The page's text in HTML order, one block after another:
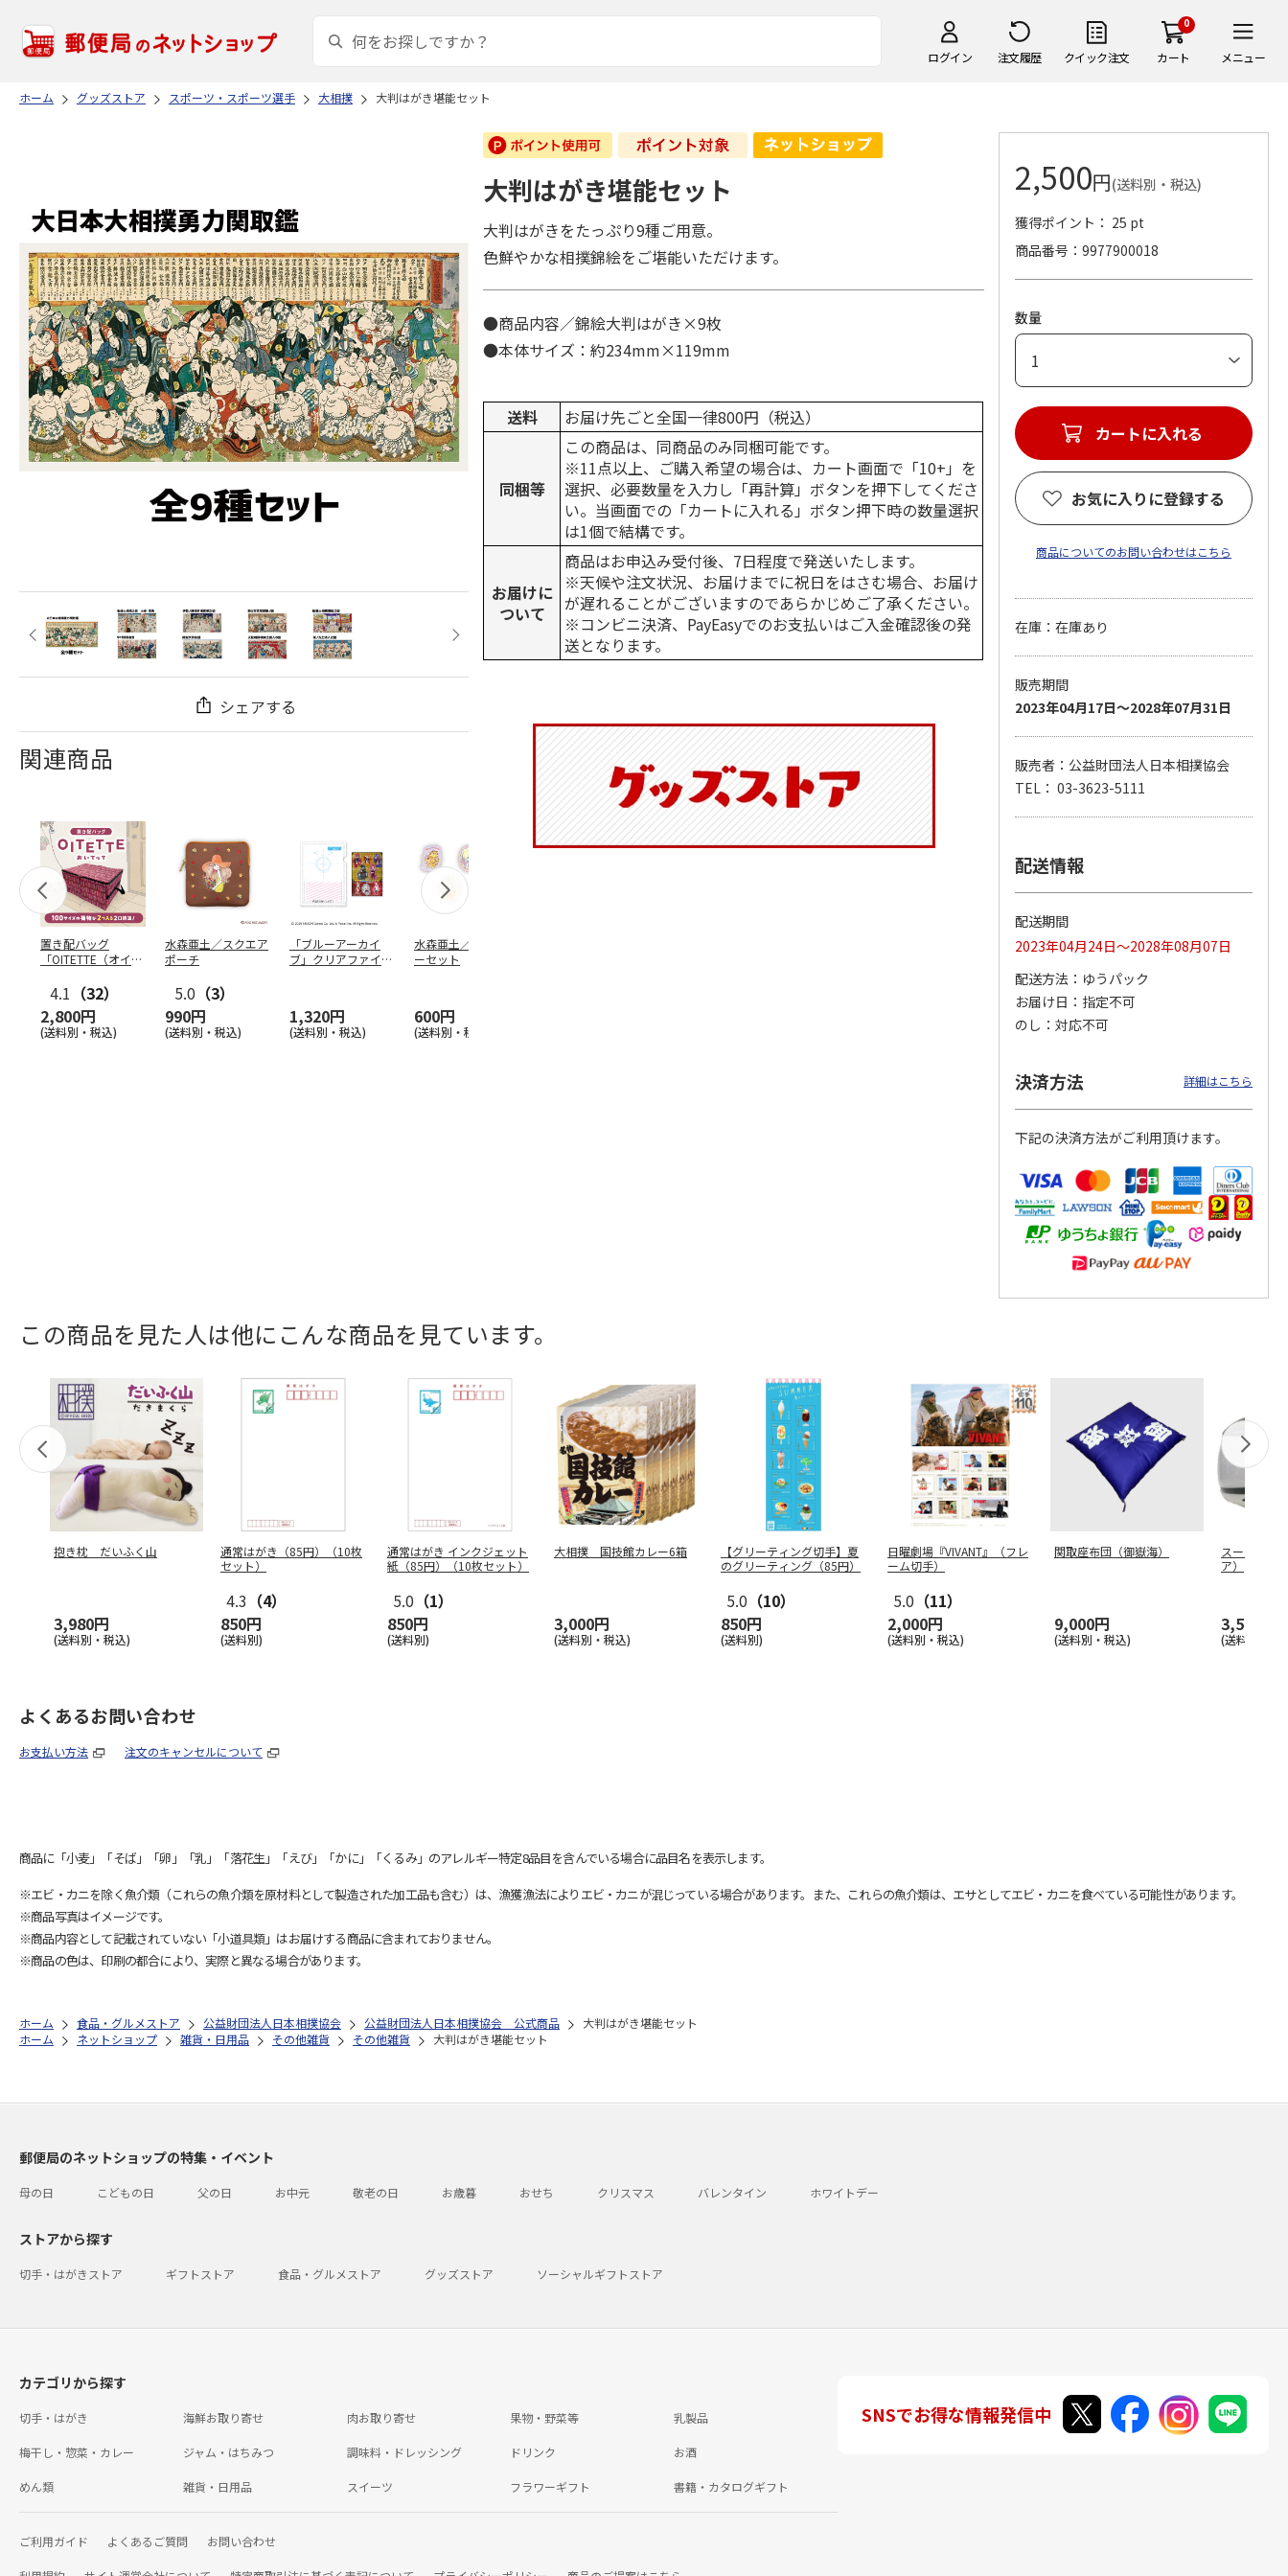
ログイン 注文履歴 クイック注文
0
カート メニュー
ホーム グッズストア スポーツ・スポーツ選手 大相撲 大判はがき堪能セット
シェアする
関連商品
置き配バッグ
「OITETTE（オイテ
4.1 （32）
2,800円
(送料別・税込)
水森亜土／スクエア
ポーチ
5.0 （3）
990円
(送料別・税込)
「ブルーアーカイ
ブ」クリアファイル
1,320円
(送料別・税込)
水森亜土／ステッカ
ーセット
600円
(送料別・税込)
ポムポムプリン30th
ション
4,950円
(送料別・税込)
リラックマ／クリア
大判はがき堪能セット
大判はがきをたっぷり9種ご用意。
色鮮やかな相撲錦絵をご堪能いただけます。
●商品内容／錦絵大判はがき×9枚
●本体サイズ：約234mm×119mm
送料 お届け先ごと全国一律800円（税込）
同梱等
この商品は、同商品のみ同梱可能です。
※11点以上、ご購入希望の場合は、カート画面で「10+」を
選択、必要数量を入力し「再計算」ボタンを押下してくださ
い。当画面での「カートに入れる」ボタン押下時の数量選択
は1個で結構です。
お届けに
ついて
商品はお申込み受付後、7日程度で発送いたします。
※天候や注文状況、お届けまでに祝日をはさむ場合、お届け
が遅れることがございますのであらかじめご了承ください。
※コンビニ決済、PayEasyでのお支払いはご入金確認後の発
送となります。
2,500円(送料別・税込)
獲得ポイント： 25 pt
商品番号
9977900018
数量
カートに入れる
お気に入りに登録する
商品についてのお問い合わせはこちら
在庫：在庫あり
販売期間
2023年04月17日～2028年07月31日
販売者：公益財団法人日本相撲協会
TEL： 03-3623-5111
配送情報
配送期間
2023年04月24日～2028年08月07日
配送方法
ゆうパック
お届け日
指定不可
のし
対応不可
決済方法 詳細はこちら
下記の決済方法がご利用頂けます。
この商品を見た人は他にこんな商品を見ています。
抱き枕 だいふく山
3,980円
(送料別・税込)
通常はがき（85円）（10枚
セット）
4.3 （4）
850円
(送料別)
通常はがき インクジェット
紙（85円）（10枚セット）
5.0 （1）
850円
(送料別)
大相撲 国技館カレー6箱
3,000円
(送料別・税込)
【グリーティング切手】夏
のグリーティング（85円）
5.0 （10）
850円
(送料別)
日曜劇場『VIVANT』（フレ
ーム切手）
5.0 （11）
2,000円
(送料別・税込)
関取座布団（御嶽海）
9,000円
(送料別・税込)
スープカッ
ア）
3,500円
(送料別・税
よくあるお問い合わせ
お支払い方法 注文のキャンセルについて
商品に「小麦」「そば」「卵」「乳」「落花生」「えび」「かに」「くるみ」のアレルギー特定8品目を含んでいる場合に品目名を表示します。
※エビ・カニを除く魚介類（これらの魚介類を原材料として製造された加工品も含む）は、漁獲漁法によりエビ・カニが混じっている場合があります。また、これらの魚介類は、エサとしてエビ・カニを食べている可能性があります。
※商品写真はイメージです。
※商品内容として記載されていない「小道具類」はお届けする商品に含まれておりません。
※商品の色は、印刷の都合により、実際と異なる場合があります。
ホーム 食品・グルメストア 公益財団法人日本相撲協会 公益財団法人日本相撲協会 公式商品
大判はがき堪能セット
ホーム
ネットショップ 雑貨・日用品 その他雑貨 その他雑貨 大判はがき堪能セット
郵便局のネットショップの特集・イベント
母の日 こどもの日 父の日 お中元 敬老の日 お歳暮 おせち クリスマス バレンタイン ホワイトデー
ストアから探す
切手・はがきストア ギフトストア 食品・グルメストア グッズストア ソーシャルギフトストア
カテゴリから探す
切手・はがき 海鮮お取り寄せ 肉お取り寄せ 果物・野菜等 乳製品
梅干し・惣菜・カレー ジャム・はちみつ 調味料・ドレッシング ドリンク お酒
めん類 雑貨・日用品 スイーツ フラワーギフト 書籍・カタログギフト
ご利用ガイド よくあるご質問 お問い合わせ
SNSでお得な情報発信中